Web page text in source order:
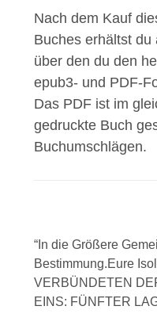
Nach dem Kauf
Buches erhältst du
über den du den
epub3- und PDF-
Das PDF ist im
gedruckte Buch
Buchumschlägen.
“In die Größere
Bestimmung.Eure
VERBÜNDETEN
EINS: FÜNFTER